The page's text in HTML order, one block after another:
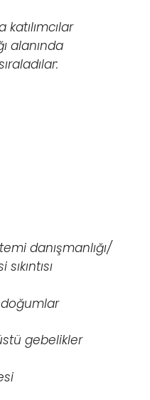
katılımcılar
alanında
danışmanlığı/
doğumlar
gebelikler